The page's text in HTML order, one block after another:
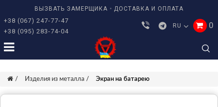
ВЫЗВАТЬ ЗАМЕРЩИКА ДОСТАВКА И ОПЛАТА
+38 (067) 247-77-47
+38 (095) 283-74-04
RU 0
Изделия из металла Экран на батарею